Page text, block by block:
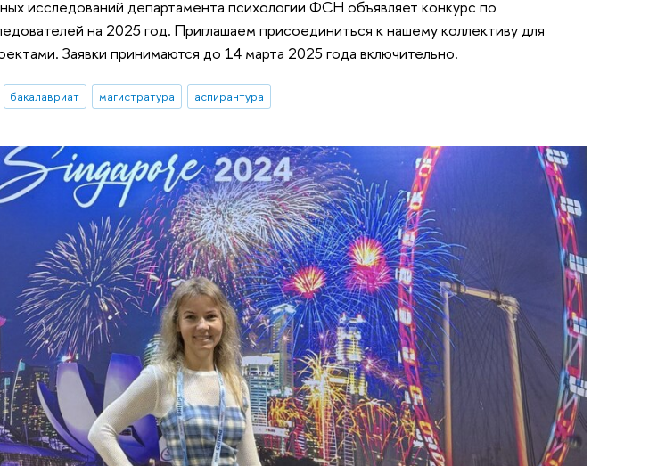
исследований департамента психологии ФСН объявляет конкурс по
на 2025 год. Приглашаем присоединиться к нашему коллективу для
Заявки принимаются до 14 марта 2025 года включительно.
бакалавриат магистратура аспирантура